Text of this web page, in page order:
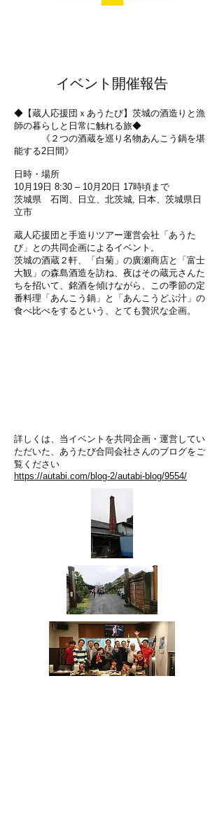
​イベント開催報告
◆【蔵人応援団ｘあうたび】茨城の酒造りと漁
師の暮らしと日常に触れる旅◆
​ 《２つの酒蔵を巡り名物あんこう鍋を堪
能する2日間》
日時・場所
10月19日 8:30 – 10月20日 17時頃まで
茨城県 石岡、日立、北茨城, 日本、茨城県日
立市
蔵人応援団と手造りツアー運営会社「あうた
び」との共同企画によるイベント。
茨城の酒蔵２軒、「白菊」の廣瀬商店と「富士
大観」の森島酒造を訪ね、夜はその蔵元さんた
ちを招いて、銘酒を傾けながら、この季節の定
番料理「あんこう鍋」と「あんこうどぶ汁」の
食べ比べをするという、とても贅沢な企画。
詳しくは、当イベントを共同企画・運営してい
ただいた、あうたび合同会社さんのブログをご
覧ください
https://autabi.com/blog-2/autabi-blog/9554/